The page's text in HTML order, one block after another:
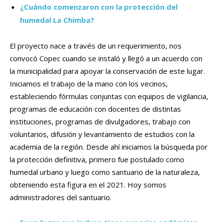
¿Cuándo comenzaron con la protección del
humedal La Chimba?
El proyecto nace a través de un requerimiento, nos
convocó Copec cuando se instaló y llegó a un acuerdo con
la municipalidad para apoyar la conservación de este lugar.
Iniciamos el trabajo de la mano con los vecinos,
estableciendo fórmulas conjuntas con equipos de vigilancia,
programas de educación con docentes de distintas
instituciones, programas de divulgadores, trabajo con
voluntarios, difusión y levantamiento de estudios con la
academia de la región. Desde ahí iniciamos la búsqueda por
la protección definitiva, primero fue postulado como
humedal urbano y luego como santuario de la naturaleza,
obteniendo esta figura en el 2021. Hoy somos
administradores del santuario.